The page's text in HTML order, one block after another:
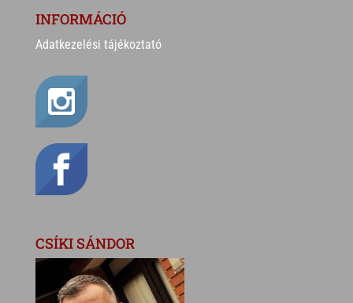
INFORMÁCIÓ
Adatkezelési tájékoztató
CSÍKI SÁNDOR